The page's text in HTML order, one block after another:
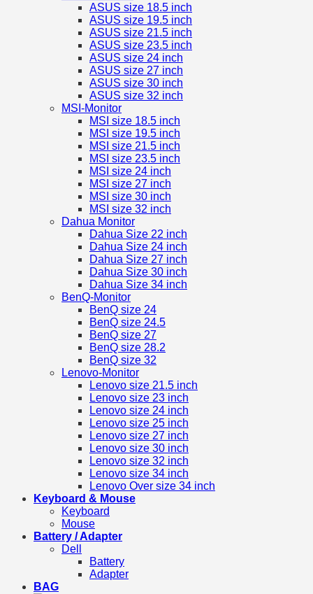
ASUS size 18.5 inch
ASUS size 19.5 inch
ASUS size 21.5 inch
ASUS size 23.5 inch
ASUS size 24 inch
ASUS size 27 inch
ASUS size 30 inch
ASUS size 32 inch
MSI-Monitor
MSI size 18.5 inch
MSI size 19.5 inch
MSI size 21.5 inch
MSI size 23.5 inch
MSI size 24 inch
MSI size 27 inch
MSI size 30 inch
MSI size 32 inch
Dahua Monitor
Dahua Size 22 inch
Dahua Size 24 inch
Dahua Size 27 inch
Dahua Size 30 inch
Dahua Size 34 inch
BenQ-Monitor
BenQ size 24
BenQ size 24.5
BenQ size 27
BenQ size 28.2
BenQ size 32
Lenovo-Monitor
Lenovo size 21.5 inch
Lenovo size 23 inch
Lenovo size 24 inch
Lenovo size 25 inch
Lenovo size 27 inch
Lenovo size 30 inch
Lenovo size 32 inch
Lenovo size 34 inch
Lenovo Over size 34 inch
Keyboard & Mouse
Keyboard
Mouse
Battery / Adapter
Dell
Battery
Adapter
BAG